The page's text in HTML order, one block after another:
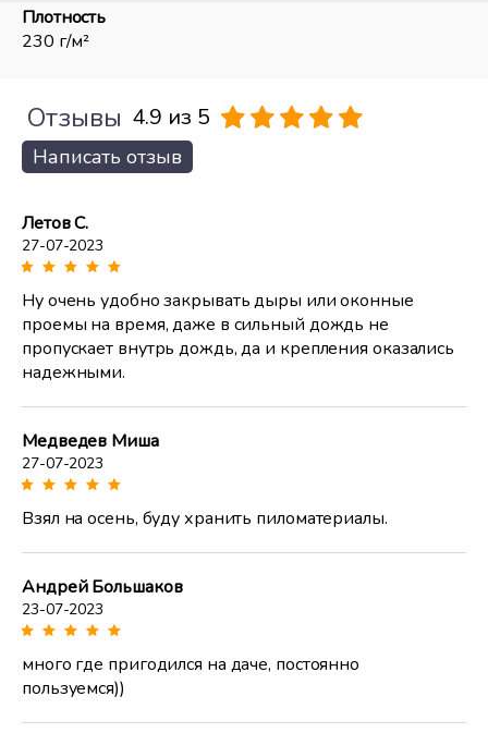
Плотность
230 г/м²
Отзывы 4.9 из 5
Написать отзыв
Летов С.
27-07-2023
Ну очень удобно закрывать дыры или оконные
проемы на время, даже в сильный дождь не
пропускает внутрь дождь, да и крепления оказались
надежными.
Медведев Миша
27-07-2023
Взял на осень, буду хранить пиломатериалы.
Андрей Большаков
23-07-2023
много где пригодился на даче, постоянно
пользуемся))